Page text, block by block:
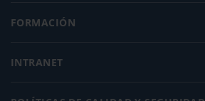
FORMACIÓN
INTRANET